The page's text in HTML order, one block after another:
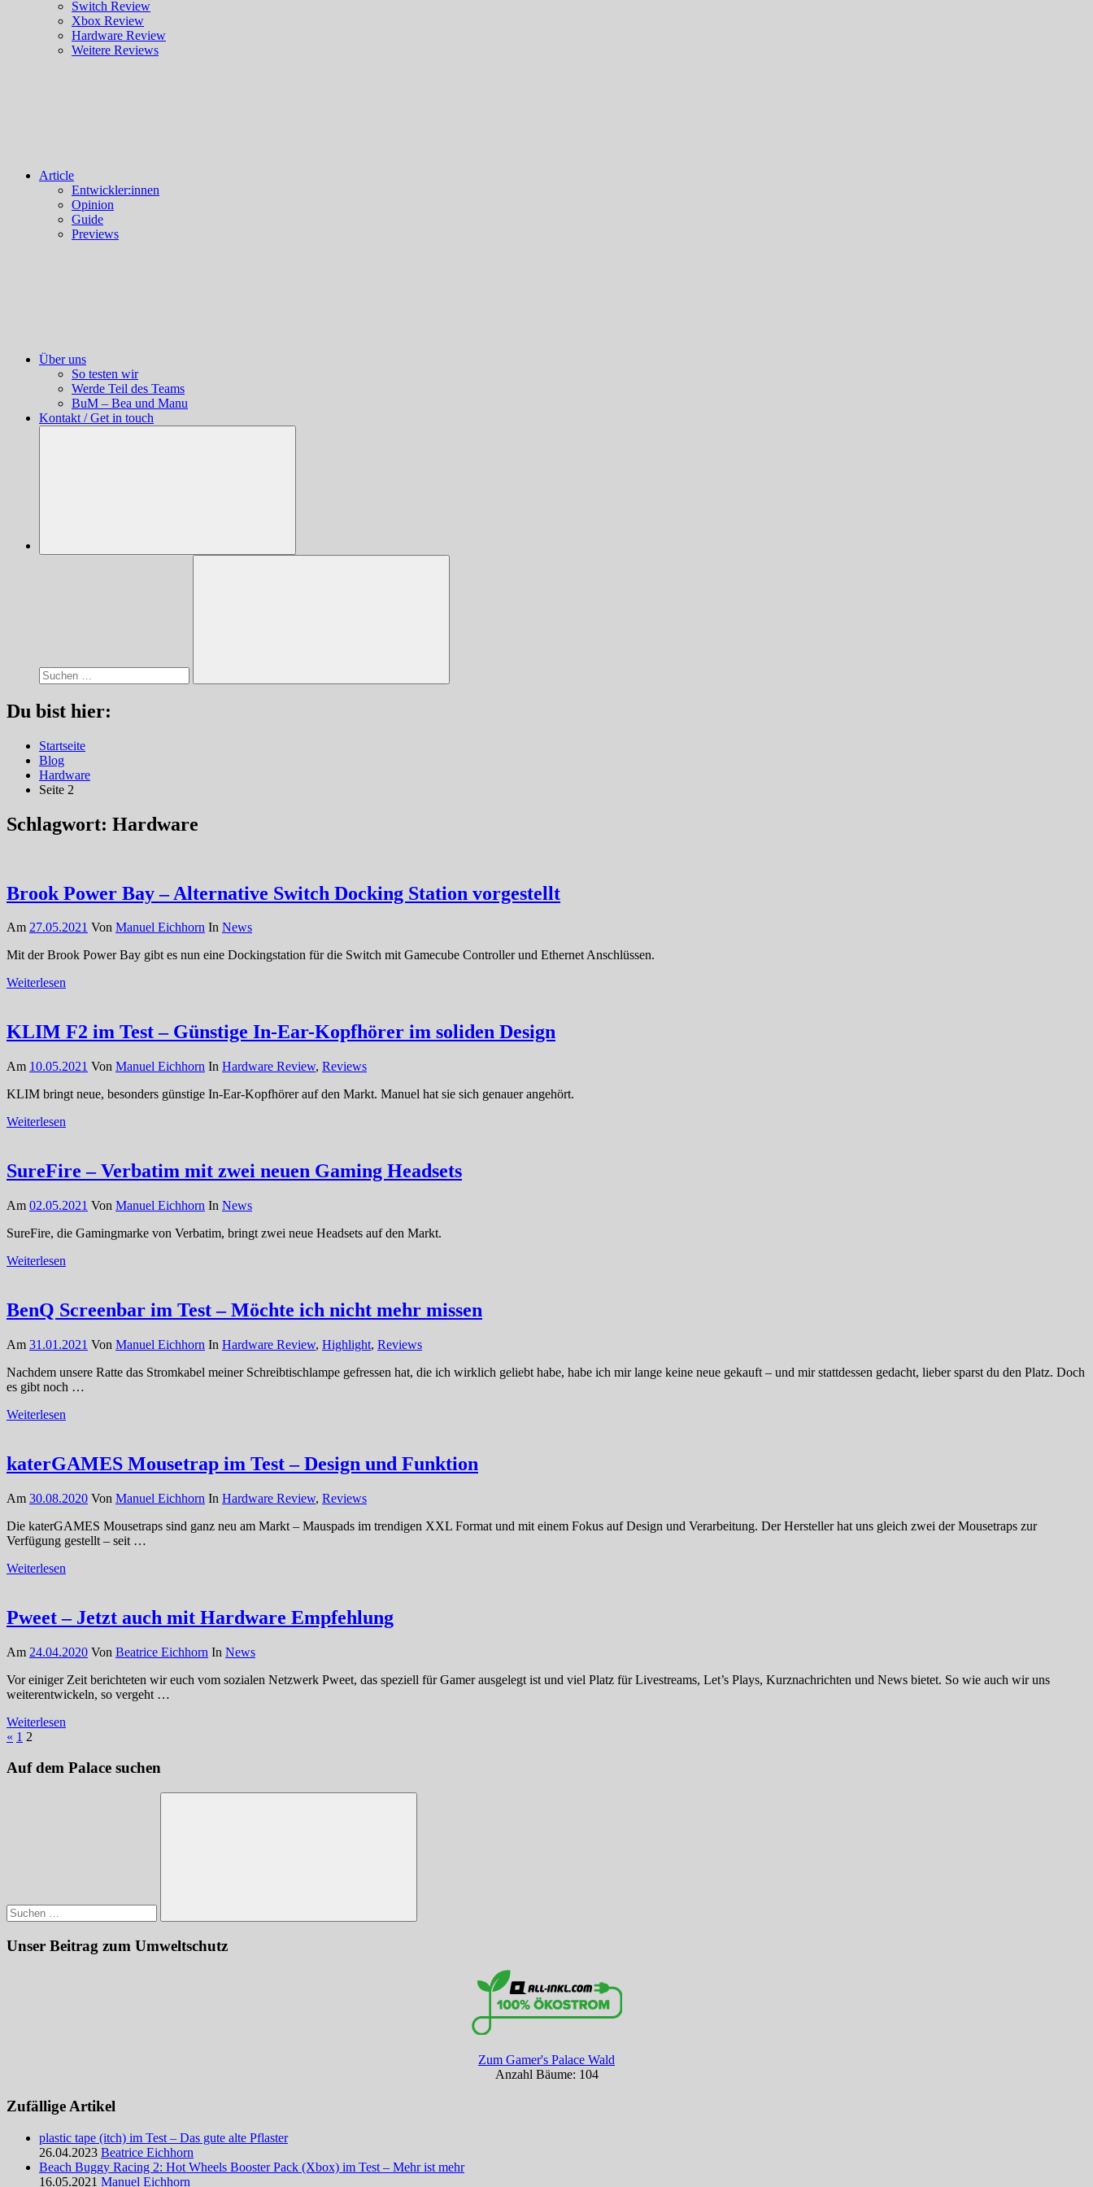
Switch Review
Xbox Review
Hardware Review
Weitere Reviews
Article
Entwickler:innen
Opinion
Guide
Previews
Über uns
So testen wir
Werde Teil des Teams
BuM – Bea und Manu
Kontakt / Get in touch
Suchen
Du bist hier:
Startseite
Blog
Hardware
Seite 2
Schlagwort: Hardware
Brook Power Bay – Alternative Switch Docking Station vorgestellt
Am 27.05.2021 Von Manuel Eichhorn In News
Mit der Brook Power Bay gibt es nun eine Dockingstation für die Switch mit Gamecube Controller und Ethernet Anschlüssen.
Weiterlesen
KLIM F2 im Test – Günstige In-Ear-Kopfhörer im soliden Design
Am 10.05.2021 Von Manuel Eichhorn In Hardware Review, Reviews
KLIM bringt neue, besonders günstige In-Ear-Kopfhörer auf den Markt. Manuel hat sie sich genauer angehört.
Weiterlesen
SureFire – Verbatim mit zwei neuen Gaming Headsets
Am 02.05.2021 Von Manuel Eichhorn In News
SureFire, die Gamingmarke von Verbatim, bringt zwei neue Headsets auf den Markt.
Weiterlesen
BenQ Screenbar im Test – Möchte ich nicht mehr missen
Am 31.01.2021 Von Manuel Eichhorn In Hardware Review, Highlight, Reviews
Nachdem unsere Ratte das Stromkabel meiner Schreibtischlampe gefressen hat, die ich wirklich geliebt habe, habe ich mir lange keine neue gekauft – und mir stattdessen gedacht, lieber sparst du den Platz. Doch
es gibt noch …
Weiterlesen
katerGAMES Mousetrap im Test – Design und Funktion
Am 30.08.2020 Von Manuel Eichhorn In Hardware Review, Reviews
Die katerGAMES Mousetraps sind ganz neu am Markt – Mauspads im trendigen XXL Format und mit einem Fokus auf Design und Verarbeitung. Der Hersteller hat uns gleich zwei der Mousetraps zur
Verfügung gestellt – seit …
Weiterlesen
Pweet – Jetzt auch mit Hardware Empfehlung
Am 24.04.2020 Von Beatrice Eichhorn In News
Vor einiger Zeit berichteten wir euch vom sozialen Netzwerk Pweet, das speziell für Gamer ausgelegt ist und viel Platz für Livestreams, Let’s Plays, Kurznachrichten und News bietet. So wie auch wir uns
weiterentwickeln, so vergeht …
Weiterlesen
Seitennummerierung
der
« Vorherige
1 2
Auf dem Palace suchen
Suchen
Unser Beitrag zum Umweltschutz
Zum Gamer's Palace Wald
Anzahl Bäume: 104
Zufällige Artikel
plastic tape (itch) im Test – Das gute alte Pflaster
26.04.2023 Beatrice Eichhorn
Beach Buggy Racing 2: Hot Wheels Booster Pack (Xbox) im Test – Mehr ist mehr
16.05.2021 Manuel Eichhorn